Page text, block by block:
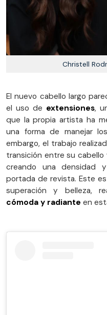
Christell
El nuevo cabello largo
el uso de extensiones,
que la propia artista ha
una forma de manejar
embargo, el trabajo
transición entre su
creando una densidad
portada de revista. Este
superación y belleza,
cómoda y radiante en